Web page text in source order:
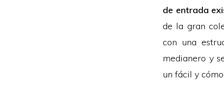
de entrada
de la gran
con una
medianero y
un fácil y